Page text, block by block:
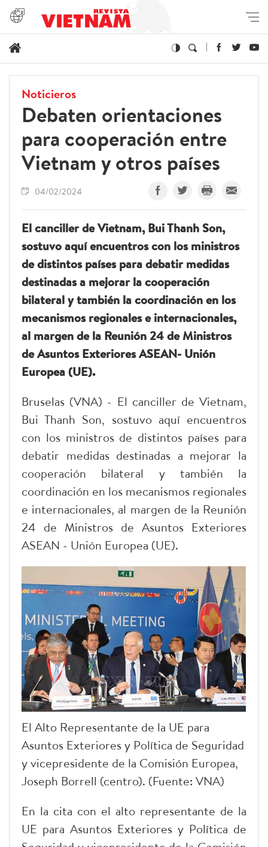
Noticieros
Debaten orientaciones
para cooperación entre
Vietnam y otros países
04/02/2024
El canciller de Vietnam, Bui Thanh Son,
sostuvo aquí encuentros con los ministros
de distintos países para debatir medidas
destinadas a mejorar la cooperación
bilateral y también la coordinación en los
mecanismos regionales e internacionales,
al margen de la Reunión 24 de Ministros
de Asuntos Exteriores ASEAN- Unión
Europea (UE).
Bruselas (VNA) - El canciller de Vietnam,
Bui Thanh Son, sostuvo aquí encuentros
con los ministros de distintos países para
debatir medidas destinadas a mejorar la
cooperación bilateral y también la
coordinación en los mecanismos regionales
e internacionales, al margen de la Reunión
24 de Ministros de Asuntos Exteriores
ASEAN - Unión Europea (UE).
El Alto Representante de la UE para
Asuntos Exteriores y Política de Seguridad
y vicepresidente de la Comisión Europea,
Joseph Borrell (centro). (Fuente: VNA)
En la cita con el alto representante de la
UE para Asuntos Exteriores y Política de